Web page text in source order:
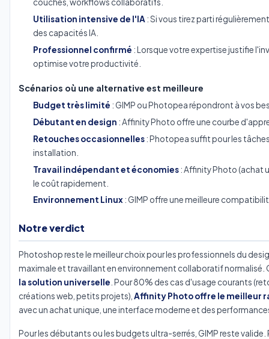
couches, workflows collaboratifs.
Utilisation intensive de l'IA : Si vous tirez parti
des capacités IA.
Professionnel confirmé : Lorsque votre expertise justifie
optimise votre productivité.
Scénarios où une alternative est meilleure
Budget très limité : GIMP ou Photopea répondront à vos
Débutant en design : Affinity Photo offre une courbe
Retouches occasionnelles: Photopea suffit pour les
installation.
Travail indépendant et économies: Affinity Photo (achat
le coût rapidement.
Environnement Linux: GIMP offre une meilleure
Notre verdict
Photoshop reste le meilleur choix pour les professionnels du
maximale et travaillant en environnement collaboratif normalisé.
la solution universelle . Pour 80% des cas d'usage courants
créations web, petits projets), Affinity Photo offre le meilleur
avec un achat unique, une interface moderne et des
Pour les débutants ou les budgets ultra-serrés, GIMP reste valide.